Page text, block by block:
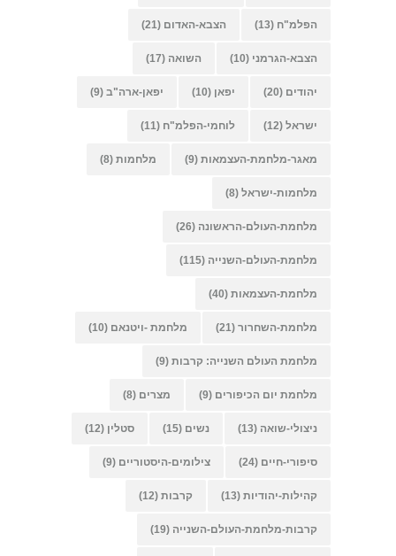
הפלמ"ח (13) הצבא-האדום (21)
הצבא-הגרמני (10) השואה (17)
יהודים (20) יפאן (10) יפאן-ארה"ב (9)
ישראל (12) לוחמי-הפלמ"ח (11)
מאגר-מלחמת-העצמאות (9) מלחמות (8)
מלחמות-ישראל (8)
מלחמת-העולם-הראשונה (26)
מלחמת-העולם-השנייה (115)
מלחמת-העצמאות (40)
מלחמת-השחרור (21) מלחמת -ויטנאם (10)
מלחמת העולם השנייה: קרבות (9)
מלחמת יום הכיפורים (9) מצרים (8)
ניצולי-שואה (13) נשים (15) סטלין (12)
סיפורי-חיים (24) צילומים-היסטוריים (9)
קהילות-יהודיות (13) קרבות (12)
קרבות-מלחמת-העולם-השנייה (19)